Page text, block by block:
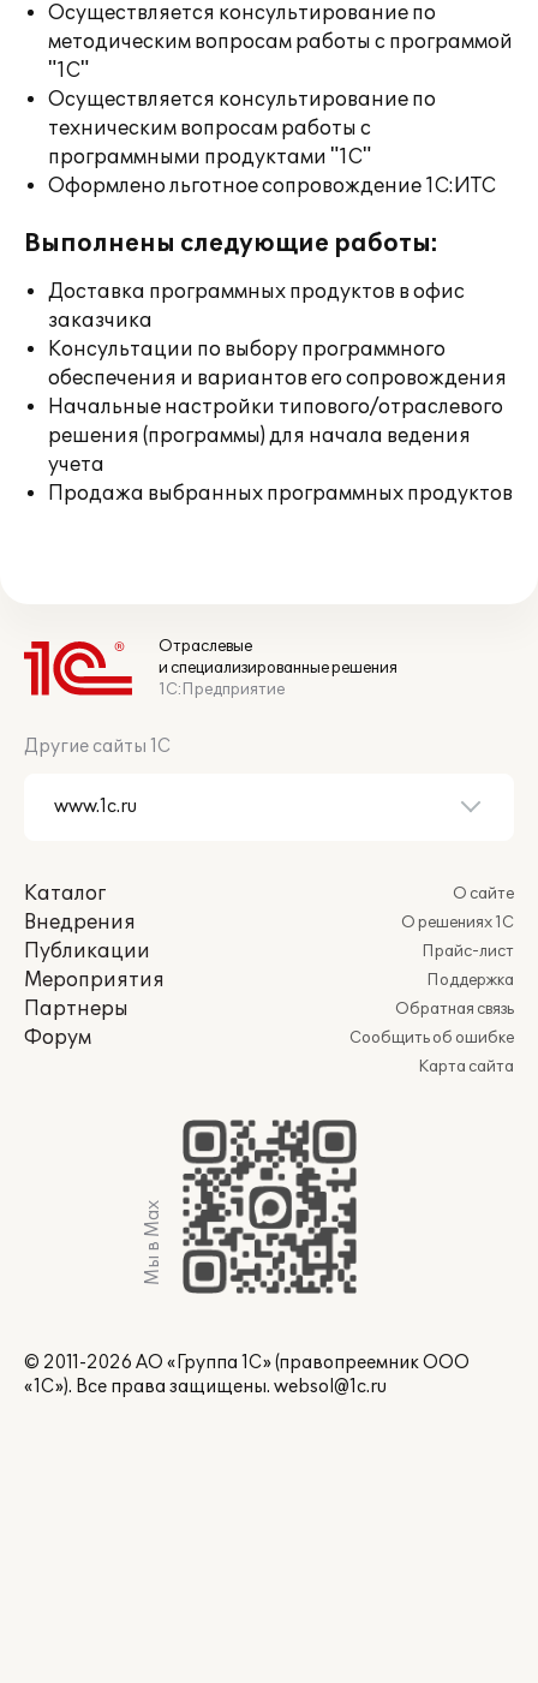
Осуществляется консультирование по
методическим вопросам работы с программой
"1С"
Осуществляется консультирование по
техническим вопросам работы с
программными продуктами "1С"
Оформлено льготное сопровождение 1С:ИТС
Выполнены следующие работы:
Доставка программных продуктов в офис
заказчика
Консультации по выбору программного
обеспечения и вариантов его сопровождения
Начальные настройки типового/отраслевого
решения (программы) для начала ведения
учета
Продажа выбранных программных продуктов
Отраслевые
и специализированные решения
1С:Предприятие
Другие сайты 1С
Каталог
Внедрения
Публикации
Мероприятия
Партнеры
Форум
О сайте
О решениях 1С
Прайс-лист
Поддержка
Обратная связь
Сообщить об ошибке
Карта сайта
Мы в Max
© 2011-2026 АО «Группа 1С» (правопреемник ООО
«1С»). Все права защищены. websol@1c.ru